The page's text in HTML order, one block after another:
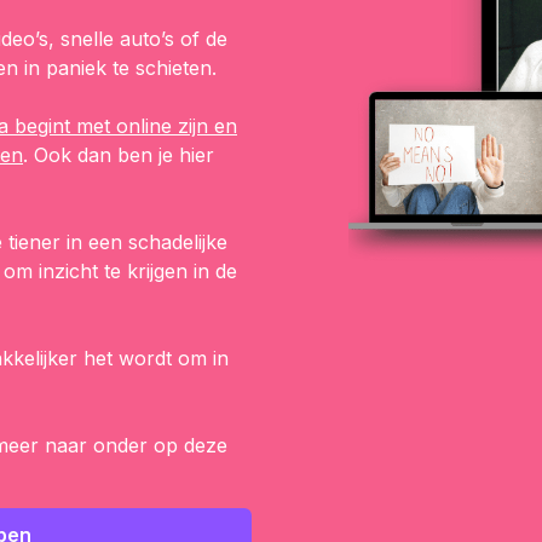
snelle auto’s of de
in paniek te schieten.
begint met online zijn en
. Ook dan ben je hier
in een schadelijke
inzicht te krijgen in de
het wordt om in
naar onder op deze